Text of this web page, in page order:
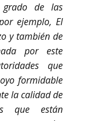
de las
ejemplo, El
y también de
por este
que
formidable
la calidad de
que están